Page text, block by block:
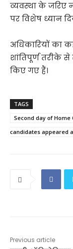
व्यवस्था के जरिए
पर विशेष ध्यान
अधिकारियों का
शांतिपूर्ण तरीके
किए गए हैं।
TAGS
Second day of
candidates appeared
Previous article